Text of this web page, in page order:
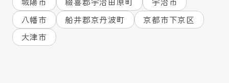
2026.07.28
成約御礼！！不動産の買取強化していま
八幡市
船井郡京丹波町
京都市下京区
大津市